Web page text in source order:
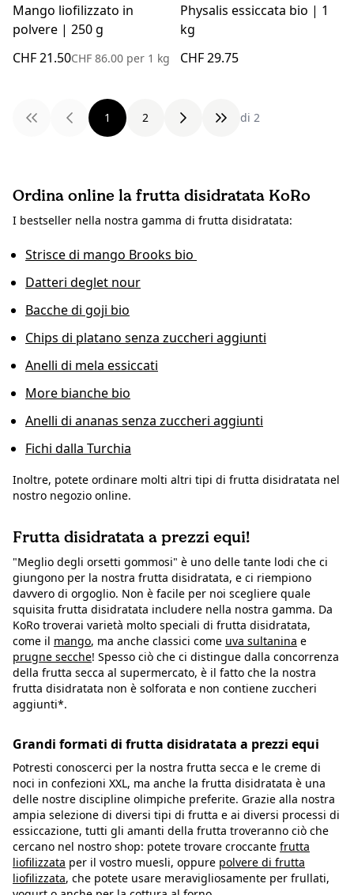
Mango liofilizzato in
polvere | 250 g
CHF 21.50CHF 86.00 per 1 kg
Physalis essiccata bio | 1
kg
CHF 29.75
1 2 di 2
Ordina online la frutta disidratata KoRo
I bestseller nella nostra gamma di frutta disidratata:
Strisce di mango Brooks bio
Datteri deglet nour
Bacche di goji bio
Chips di platano senza zuccheri aggiunti
Anelli di mela essiccati
More bianche bio
Anelli di ananas senza zuccheri aggiunti
Fichi dalla Turchia
Inoltre, potete ordinare molti altri tipi di frutta disidratata nel
nostro negozio online.
Frutta disidratata a prezzi equi!
"Meglio degli orsetti gommosi" è uno delle tante lodi che ci
giungono per la nostra frutta disidratata, e ci riempiono
davvero di orgoglio. Non è facile per noi scegliere quale
squisita frutta disidratata includere nella nostra gamma. Da
KoRo troverai varietà molto speciali di frutta disidratata,
come il mango, ma anche classici come uva sultanina e
prugne secche! Spesso ciò che ci distingue dalla concorrenza
della frutta secca al supermercato, è il fatto che la nostra
frutta disidratata non è solforata e non contiene zuccheri
aggiunti*.
Grandi formati di frutta disidratata a prezzi equi
Potresti conoscerci per la nostra frutta secca e le creme di
noci in confezioni XXL, ma anche la frutta disidratata è una
delle nostre discipline olimpiche preferite. Grazie alla nostra
ampia selezione di diversi tipi di frutta e ai diversi processi di
essiccazione, tutti gli amanti della frutta troveranno ciò che
cercano nel nostro shop: potete trovare croccante frutta
liofilizzata per il vostro muesli, oppure polvere di frutta
liofilizzata, che potete usare meravigliosamente per frullati,